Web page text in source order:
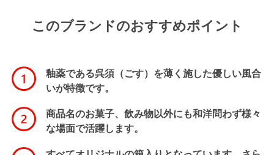
このブランドのおすすめポイント
釉薬である呉須（ごす）を薄く施した優しい風合
いが特徴です。
商品名のお菓子、飲み物以外にも和洋問わず様々
な場面で活躍します。